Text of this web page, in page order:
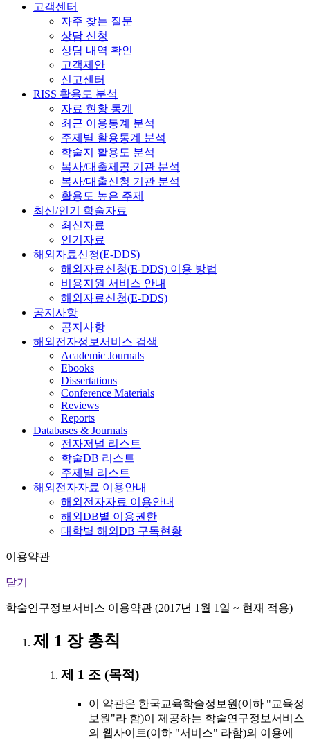
고객센터
자주 찾는 질문
상담 신청
상담 내역 확인
고객제안
신고센터
RISS 활용도 분석
자료 현황 통계
최근 이용통계 분석
주제별 활용통계 분석
학술지 활용도 분석
복사/대출제공 기관 분석
복사/대출신청 기관 분석
활용도 높은 주제
최신/인기 학술자료
최신자료
인기자료
해외자료신청(E-DDS)
해외자료신청(E-DDS) 이용 방법
비용지원 서비스 안내
해외자료신청(E-DDS)
공지사항
공지사항
해외전자정보서비스 검색
Academic Journals
Ebooks
Dissertations
Conference Materials
Reviews
Reports
Databases & Journals
전자저널 리스트
학술DB 리스트
주제별 리스트
해외전자자료 이용안내
해외전자자료 이용안내
해외DB별 이용권한
대학별 해외DB 구독현황
이용약관
닫기
학술연구정보서비스 이용약관 (2017년 1월 1일 ~ 현재 적용)
제 1 장 총칙
제 1 조 (목적)
이 약관은 한국교육학술정보원(이하 "교육정
보원"라 함)이 제공하는 학술연구정보서비스
의 웹사이트(이하 "서비스" 라함)의 이용에